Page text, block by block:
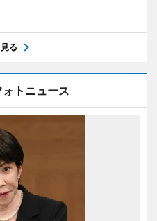
る
トニュース